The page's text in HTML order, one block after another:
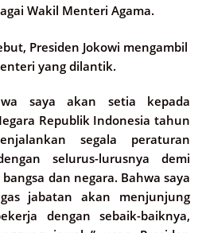
Wakil Menteri Agama.
Presiden Jokowi mengambil
yang dilantik.
saya akan setia kepada
Republik Indonesia tahun
segala peraturan
selurus-lurusnya demi
dan negara. Bahwa saya
jabatan akan menjunjung
dengan sebaik-baiknya,